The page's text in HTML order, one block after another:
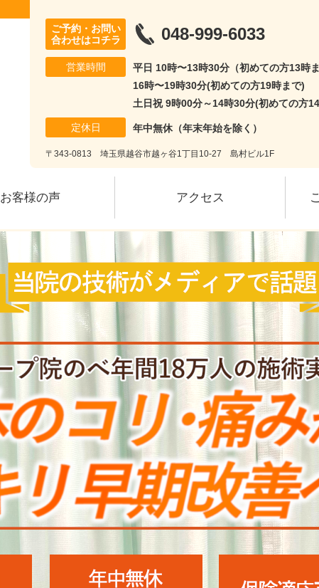
ご予約・お問い
合わせはコチラ
048-999-6033
営業時間
平日 10時〜13時30分（初めての方13時ま
16時〜19時30分(初めての方19時まで)
土日祝 9時00分～14時30分(初めての方
定休日 年中無休（年末年始を除く）
〒343-0813 埼玉県越谷市越ヶ谷1丁目10-27 島村ビル1F
お客様の声 アクセス